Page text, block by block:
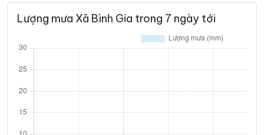
Lượng mưa Xã Bình Gia trong 7 ngày tới